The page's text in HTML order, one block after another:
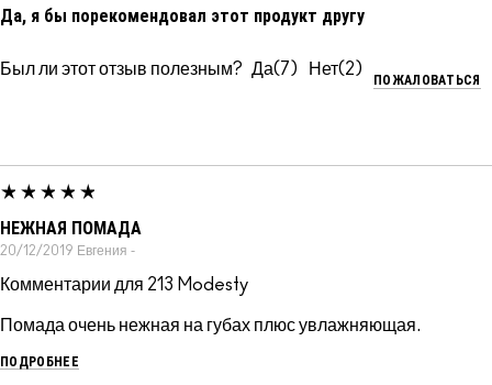
Да, я бы порекомендовал этот продукт другу
Был ли этот отзыв полезным? 7 2
ПОЖАЛОВАТЬСЯ
НЕЖНАЯ ПОМАДА
20/12/2019 Евгения -
Комментарии для 213 Modesty
Помада очень нежная на губах плюс увлажняющая.
ПОДРОБНЕЕ